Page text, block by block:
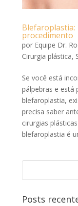
Blefaroplastia:
procedimento
por Equipe Dr.
Cirurgia plástica,
Se você está
pálpebras e está
blefaroplastia,
precisa saber
cirurgias
blefaroplastia é
Posts